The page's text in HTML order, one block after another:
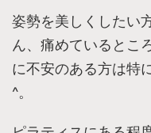
姿勢を美しくしたい
ん、痛めているとこ
に不安のある方は特
^。